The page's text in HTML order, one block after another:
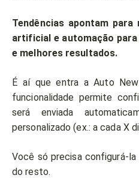
Tendências apontam
artificial e automação
e melhores resultados.
É aí que entra a Auto
funcionalidade permite
será enviada
personalizado (ex.: a cada X
Você só precisa configurá-
do resto.